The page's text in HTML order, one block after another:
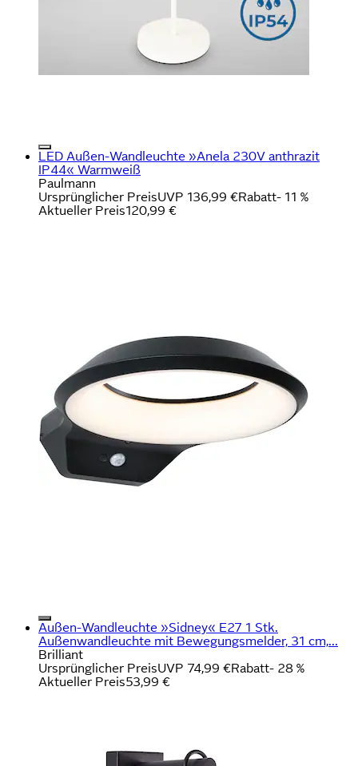
LED Außen-Wandleuchte »Anela 230V anthrazit
IP44« Warmweiß
Paulmann
Ursprünglicher PreisUVP 136,99 €Rabatt- 11 %
Aktueller Preis120,99 €
Außen-Wandleuchte »Sidney« E27 1 Stk.
Außenwandleuchte mit Bewegungsmelder, 31 cm,...
Brilliant
Ursprünglicher PreisUVP 74,99 €Rabatt- 28 %
Aktueller Preis53,99 €